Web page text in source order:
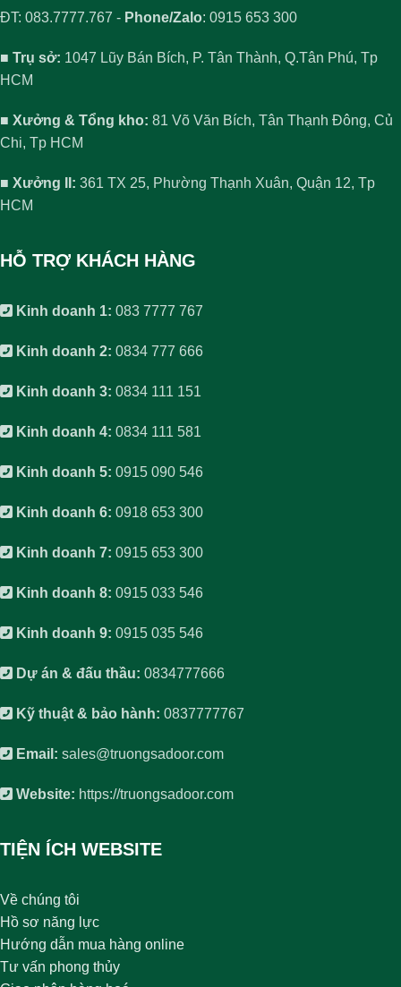
ĐT: 083.7777.767 - Phone/Zalo: 0915 653 300
■ Trụ sở: 1047 Lũy Bán Bích, P. Tân Thành, Q.Tân Phú, Tp
HCM
■ Xưởng & Tổng kho: 81 Võ Văn Bích, Tân Thạnh Đông, Củ
Chi, Tp HCM
■ Xưởng II: 361 TX 25, Phường Thạnh Xuân, Quận 12, Tp
HCM
HỖ TRỢ KHÁCH HÀNG
Kinh doanh 1: 083 7777 767
Kinh doanh 2: 0834 777 666
Kinh doanh 3: 0834 111 151
Kinh doanh 4: 0834 111 581
Kinh doanh 5: 0915 090 546
Kinh doanh 6: 0918 653 300
Kinh doanh 7: 0915 653 300
Kinh doanh 8: 0915 033 546
Kinh doanh 9: 0915 035 546
Dự án & đấu thầu: 0834777666
Kỹ thuật & bảo hành: 0837777767
Email: sales@truongsadoor.com
Website: https://truongsadoor.com
TIỆN ÍCH WEBSITE
Về chúng tôi
Hồ sơ năng lực
Hướng dẫn mua hàng online
Tư vấn phong thủy